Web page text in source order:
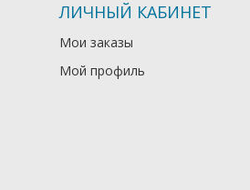
ЛИЧНЫЙ КАБИНЕТ
Мои заказы
Мой профиль